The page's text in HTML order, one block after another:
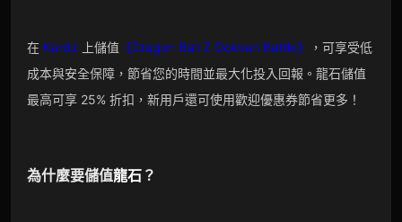
在 Kardz 上儲值 《Dragon Ball Z Dokkan Battle》
，可享受低
成本與安全保障，節省您的時間並最大化投入回報。龍石儲值
最高可享 25% 折扣，新用戶還可使用歡迎優惠券節省更多！
為什麼要儲值龍石？